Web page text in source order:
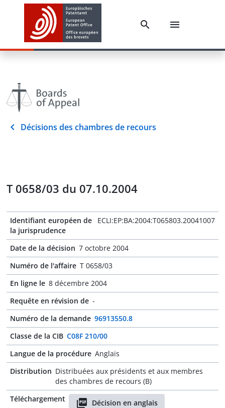
Décisions des chambres de recours
T 0658/03 du 07.10.2004
Identifiant européen de
la jurisprudence
ECLI:EP:BA:2004:T065803.20041007
Date de la décision 7 octobre 2004
Numéro de l'affaire T 0658/03
En ligne le 8 décembre 2004
Requête en révision de -
Numéro de la demande 96913550.8
Classe de la CIB C08F 210/00
Langue de la procédure Anglais
Distribution Distribuées aux présidents et aux membres
des chambres de recours (B)
Téléchargement
Décision en anglais